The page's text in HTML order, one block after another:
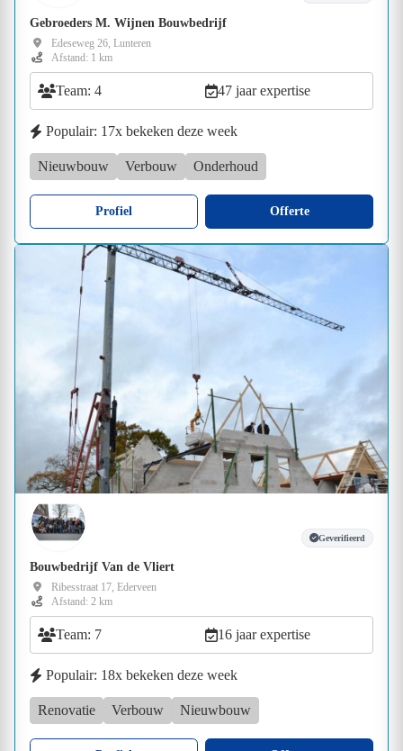
Gebroeders M. Wijnen Bouwbedrijf
Edeseweg 26, Lunteren
Afstand: 1 km
Team: 4 47 jaar expertise
Populair: 17x bekeken deze week
Nieuwbouw Verbouw Onderhoud
Profiel Offerte
Geverifieerd
Bouwbedrijf Van de Vliert
Ribesstraat 17, Ederveen
Afstand: 2 km
Team: 7 16 jaar expertise
Populair: 18x bekeken deze week
Renovatie Verbouw Nieuwbouw